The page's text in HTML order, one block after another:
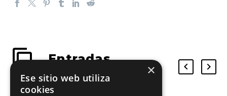
Entradas
relacionadas
×
Ese sitio web utiliza
cookies